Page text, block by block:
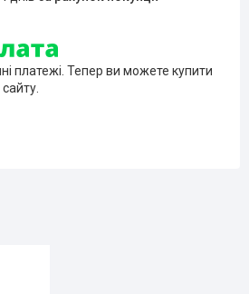
платежі. Тепер ви можете купити